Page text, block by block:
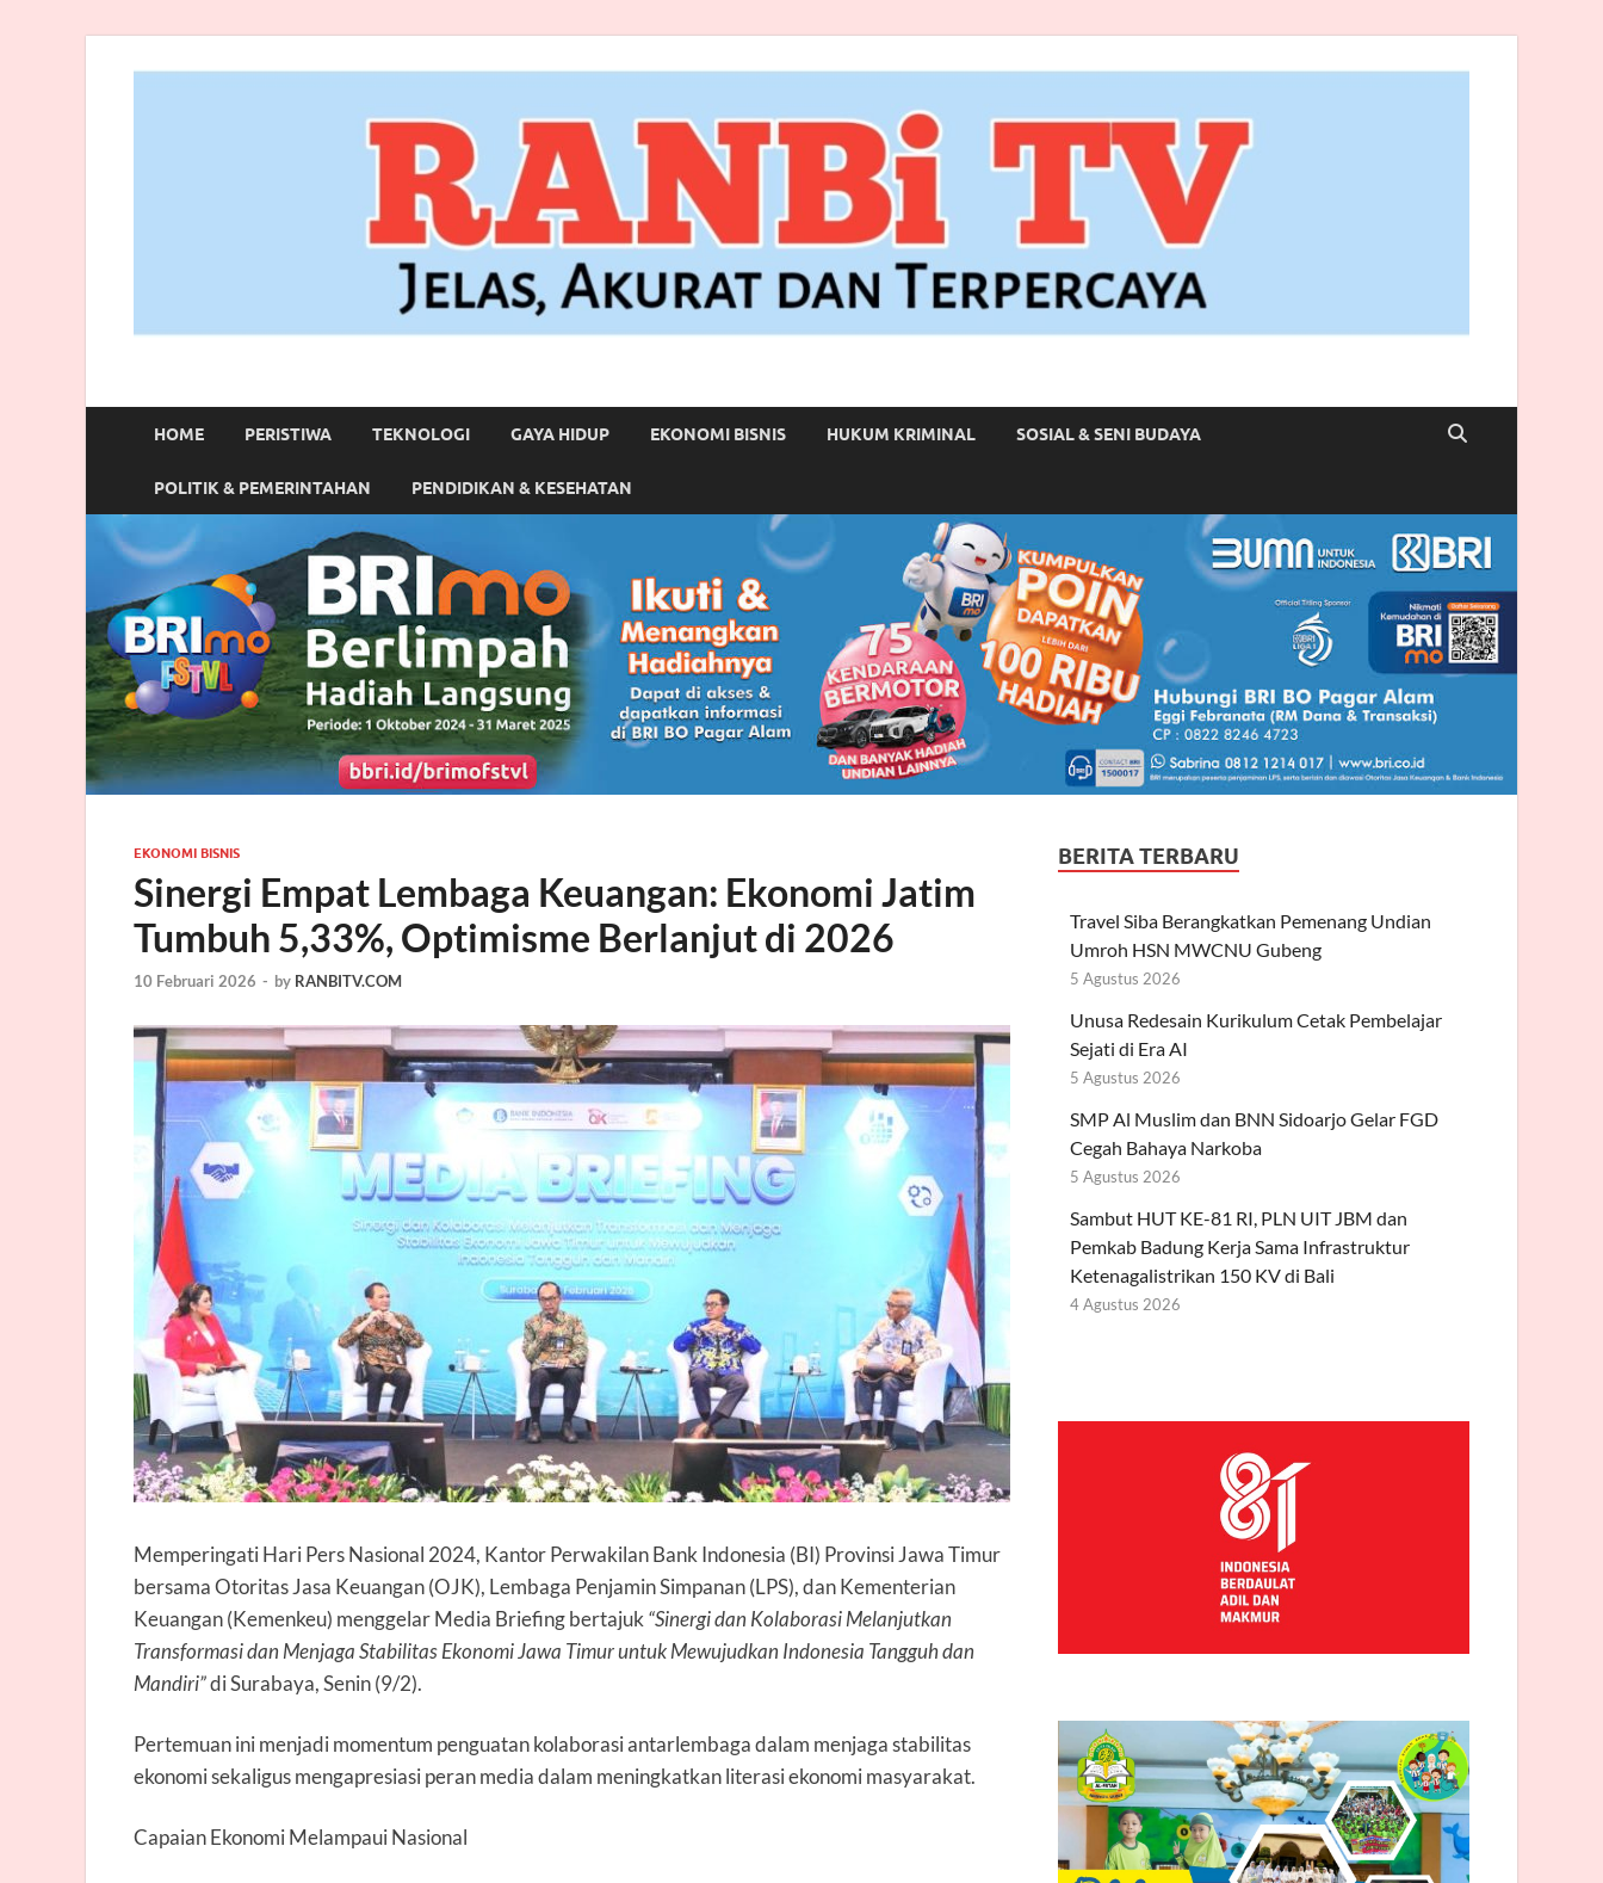
RANBITV.COM
HOME PERISTIWA TEKNOLOGI GAYA HIDUP EKONOMI BISNIS HUKUM KRIMINAL SOSIAL & SENI BUDAYA
POLITIK & PEMERINTAHAN PENDIDIKAN & KESEHATAN
EKONOMI BISNIS
Sinergi Empat Lembaga Keuangan: Ekonomi Jatim
Tumbuh 5,33%, Optimisme Berlanjut di 2026
10 Februari 2026 - by RANBITV.COM
Memperingati Hari Pers Nasional 2024, Kantor Perwakilan Bank Indonesia (BI) Provinsi Jawa Timur
bersama Otoritas Jasa Keuangan (OJK), Lembaga Penjamin Simpanan (LPS), dan Kementerian
Keuangan (Kemenkeu) menggelar Media Briefing bertajuk “Sinergi dan Kolaborasi Melanjutkan
Transformasi dan Menjaga Stabilitas Ekonomi Jawa Timur untuk Mewujudkan Indonesia Tangguh dan
Mandiri”di Surabaya, Senin (9/2).
Pertemuan ini menjadi momentum penguatan kolaborasi antarlembaga dalam menjaga stabilitas
ekonomi sekaligus mengapresiasi peran media dalam meningkatkan literasi ekonomi masyarakat.
Capaian Ekonomi Melampaui Nasional
BERITA TERBARU
Travel Siba Berangkatkan Pemenang Undian
Umroh HSN MWCNU Gubeng
5 Agustus 2026
Unusa Redesain Kurikulum Cetak Pembelajar
Sejati di Era AI
5 Agustus 2026
SMP Al Muslim dan BNN Sidoarjo Gelar FGD
Cegah Bahaya Narkoba
5 Agustus 2026
Sambut HUT KE-81 RI, PLN UIT JBM dan
Pemkab Badung Kerja Sama Infrastruktur
Ketenagalistrikan 150 KV di Bali
4 Agustus 2026